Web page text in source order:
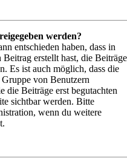
werden?
entschieden haben, dass in
erstellt hast, die Beiträge
Es ist auch möglich, dass die
von Benutzern
die Beiträge erst begutachten
sichtbar werden. Bitte
wenn du weitere